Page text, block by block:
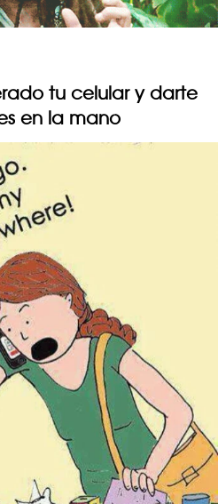
tu celular y darte
en la mano